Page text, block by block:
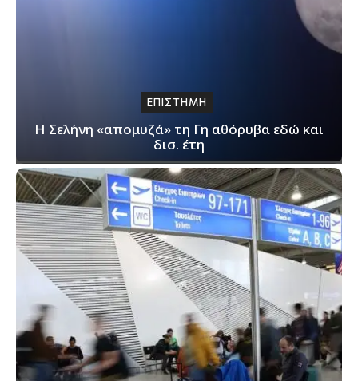
ΕΠΙΣΤΗΜΗ
Η Σελήνη «απομυζά» τη Γη αθόρυβα εδώ και
δισ. έτη